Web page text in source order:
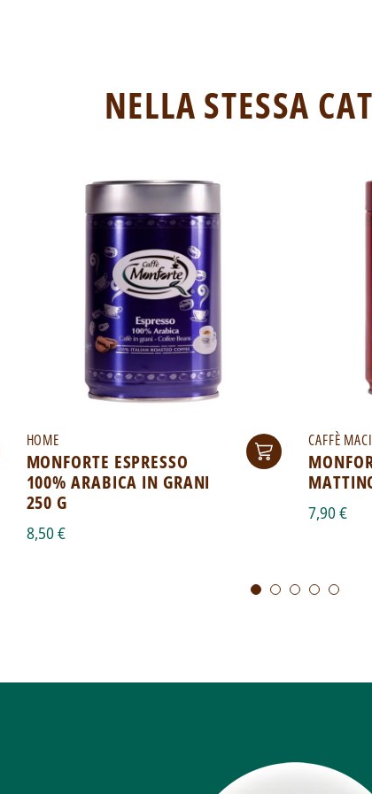
NELLA STESSA
HOME
MONFORTE ESPRESSO
100% ARABICA IN GRANI
250 G
8,50 €
CAFFÈ
7,90 €